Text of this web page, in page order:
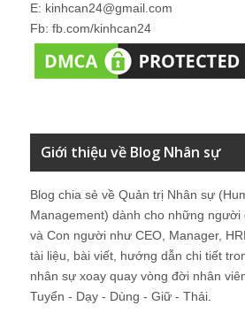
E: kinhcan24@gmail.com
Fb: fb.com/kinhcan24
Giới thiệu về Blog Nhân sự
Blog chia sẻ về Quản trị Nhân sự
Management) dành cho những
và Con người như CEO, Manager,
tài liệu, bài viết, hướng dẫn chi tiết
nhân sự xoay quay vòng đời nhân
Tuyển - Dạy - Dùng - Giữ - Thải.